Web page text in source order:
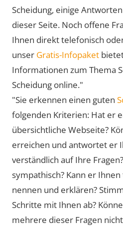
Scheidung, einige
dieser Seite. Noch offene
Ihnen direkt telefonisch
unser Gratis-Infopaket
Informationen zum Thema
Scheidung online."
"Sie erkennen einen guten
folgenden Kriterien: Hat er
übersichtliche Webseite?
erreichen und antwortet er
verständlich auf Ihre
sympathisch? Kann er
nennen und erklären?
Schritte mit Ihnen ab?
mehrere dieser Fragen